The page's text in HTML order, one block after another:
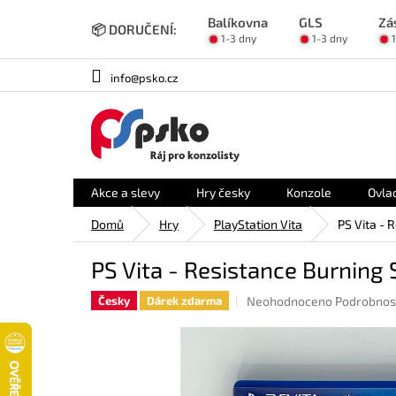
📦 DORUČENÍ: Balíkovna GLS
1-3 dny 1-3 dny
info@psko.cz
Akce a slevy Hry česky Konzole
Domů Hry PlayStation Vita PS Vita -
PS Vita - Resistance Burning
Česky Dárek zdarma
Průměrné
0,0
z
Neohodnoceno